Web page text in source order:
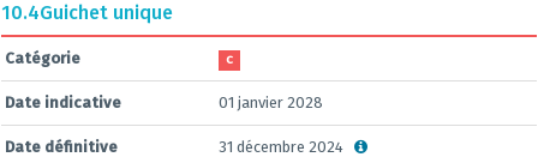
10.4Guichet unique
Catégorie C
Date indicative 01 janvier 2028
Date définitive 31 décembre 2024